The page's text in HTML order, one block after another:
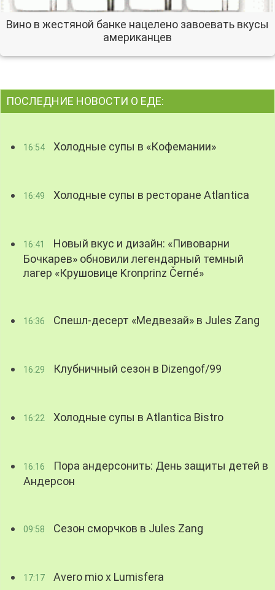
Вино в жестяной банке нацелено завоевать вкусы
американцев
ПОСЛЕДНИЕ НОВОСТИ О ЕДЕ:
16:54 Холодные супы в «Кофемании»
16:49 Холодные супы в ресторане Atlantica
16:41
Новый вкус и дизайн: «Пивоварни
Бочкарев» обновили легендарный темный
лагер «Крушовице Kronprinz Černé»
16:36 Спешл-десерт «Медвезай» в Jules Zang
16:29 Клубничный сезон в Dizengof/99
16:22 Холодные супы в Atlantica Bistro
16:16
Пора андерсонить: День защиты детей в
Андерсон
09:58 Сезон сморчков в Jules Zang
17:17 Avero mio x Lumisfera